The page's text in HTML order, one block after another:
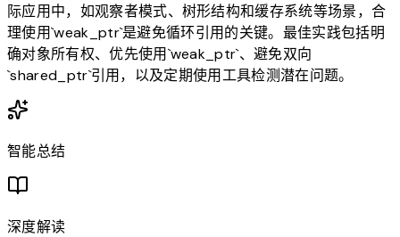
际应用中，如观察者模式、树形结构和缓存系统等场景，合
理使用`weak_ptr`是避免循环引用的关键。最佳实践包括明
确对象所有权、优先使用`weak_ptr`、避免双向
`shared_ptr`引用，以及定期使用工具检测潜在问题。
智能总结
深度解读